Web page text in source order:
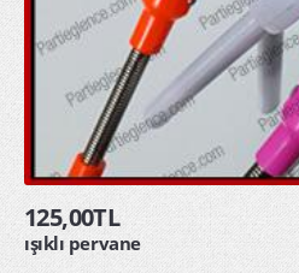
Diğer Hediyelik Ürünler
Hediye Kutuları
Hediye Torbaları
toptan yağmurluk
ÖZEL GÜNLER
Doğum Günü
125,00TL
ışıklı pervane